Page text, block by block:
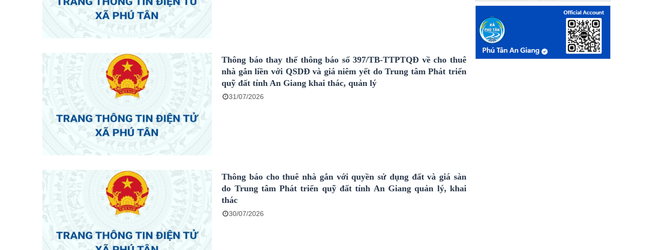
Thông báo thay thế thông báo số 397/TB-TTPTQĐ về cho thuê
nhà gắn liền với QSDĐ và giá niêm yết do Trung tâm Phát triển
quỹ đất tỉnh An Giang khai thác, quản lý
31/07/2026
Thông báo cho thuê nhà gắn với quyền sử dụng đất và giá sàn
do Trung tâm Phát triển quỹ đất tỉnh An Giang quản lý, khai
thác
30/07/2026